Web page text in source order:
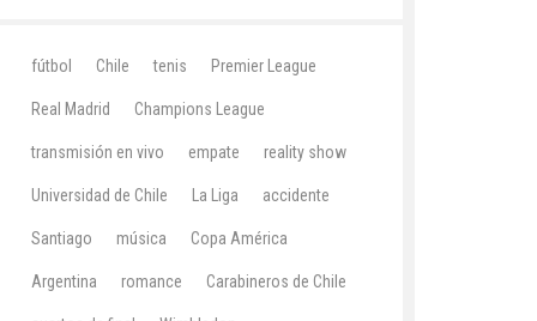
fútbol Chile tenis Premier League
Real Madrid Champions League
transmisión en vivo empate reality show
Universidad de Chile La Liga accidente
Santiago música Copa América
Argentina romance Carabineros de Chile